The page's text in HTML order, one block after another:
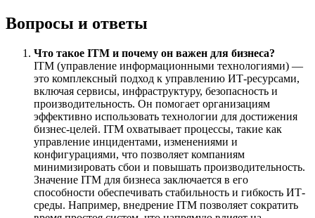
Вопросы и ответы
Что такое ITM и почему он важен для бизнеса?
ITM (управление информационными технологиями) —
это комплексный подход к управлению ИТ-ресурсами,
включая сервисы, инфраструктуру, безопасность и
производительность. Он помогает организациям
эффективно использовать технологии для достижения
бизнес-целей. ITM охватывает процессы, такие как
управление инцидентами, изменениями и
конфигурациями, что позволяет компаниям
минимизировать сбои и повышать производительность.
Значение ITM для бизнеса заключается в его
способности обеспечивать стабильность и гибкость ИТ-
среды. Например, внедрение ITM позволяет сократить